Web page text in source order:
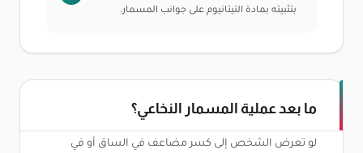
بتثبيته بمادة التيتانيوم على جوانب المسمار.
ما بعد عملية المسمار النخاعي؟
لو تعرض الشخص إلى كسر مضاعف في الساق أو في